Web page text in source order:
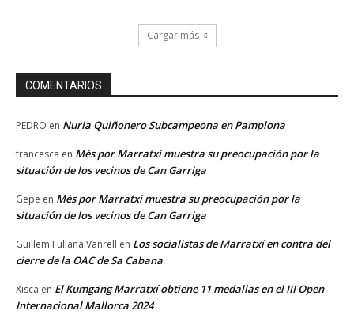
Cargar más
COMENTARIOS
PEDRO en Nuria Quiñonero Subcampeona en Pamplona
francesca en Més por Marratxí muestra su preocupación por la
situación de los vecinos de Can Garriga
Gepe en Més por Marratxí muestra su preocupación por la
situación de los vecinos de Can Garriga
Guillem Fullana Vanrell en Los socialistas de Marratxí en contra del
cierre de la OAC de Sa Cabana
Xisca en El Kumgang Marratxí obtiene 11 medallas en el III Open
Internacional Mallorca 2024